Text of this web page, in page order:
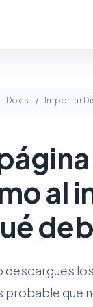
Docs Importar
al
descargues
probable que